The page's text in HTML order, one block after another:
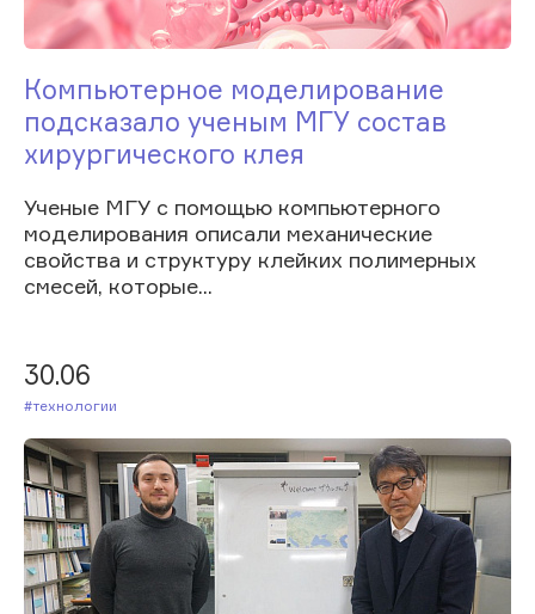
Компьютерное моделирование
подсказало ученым МГУ состав
хирургического клея
Ученые МГУ с помощью компьютерного
моделирования описали механические
свойства и структуру клейких полимерных
смесей, которые...
30.06
#Технологии